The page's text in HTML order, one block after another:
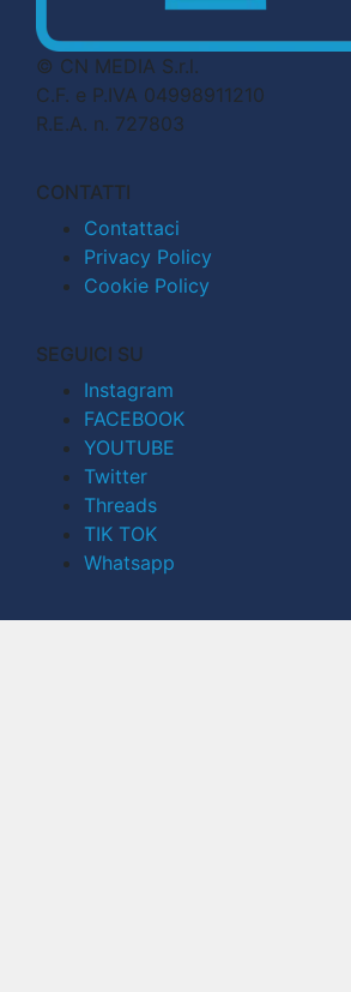
© CN MEDIA S.r.l.
C.F. e P.IVA 04998911210
R.E.A. n. 727803
CONTATTI
Contattaci
Privacy Policy
Cookie Policy
SEGUICI SU
Instagram
FACEBOOK
YOUTUBE
Twitter
Threads
TIK TOK
Whatsapp